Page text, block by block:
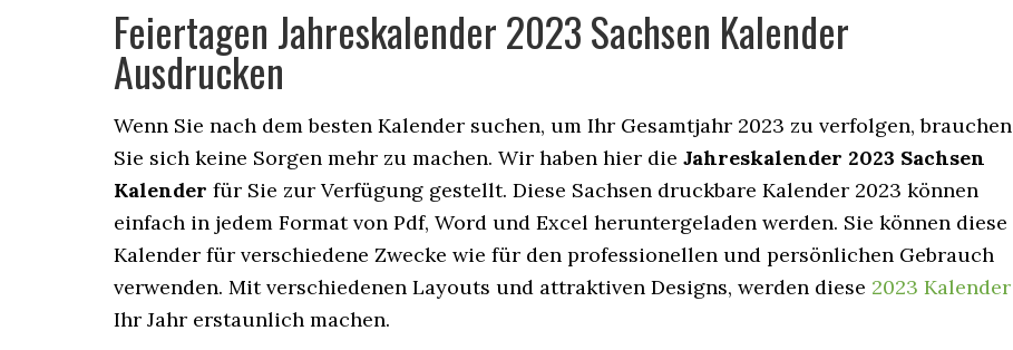
Feiertagen Jahreskalender 2023 Sachsen Kalender
Ausdrucken
Wenn Sie nach dem besten Kalender suchen, um Ihr Gesamtjahr 2023 zu verfolgen, brauchen
Sie sich keine Sorgen mehr zu machen. Wir haben hier die Jahreskalender 2023 Sachsen
Kalender für Sie zur Verfügung gestellt. Diese Sachsen druckbare Kalender 2023 können
einfach in jedem Format von Pdf, Word und Excel heruntergeladen werden. Sie können diese
Kalender für verschiedene Zwecke wie für den professionellen und persönlichen Gebrauch
verwenden. Mit verschiedenen Layouts und attraktiven Designs, werden diese 2023 Kalender
Ihr Jahr erstaunlich machen.